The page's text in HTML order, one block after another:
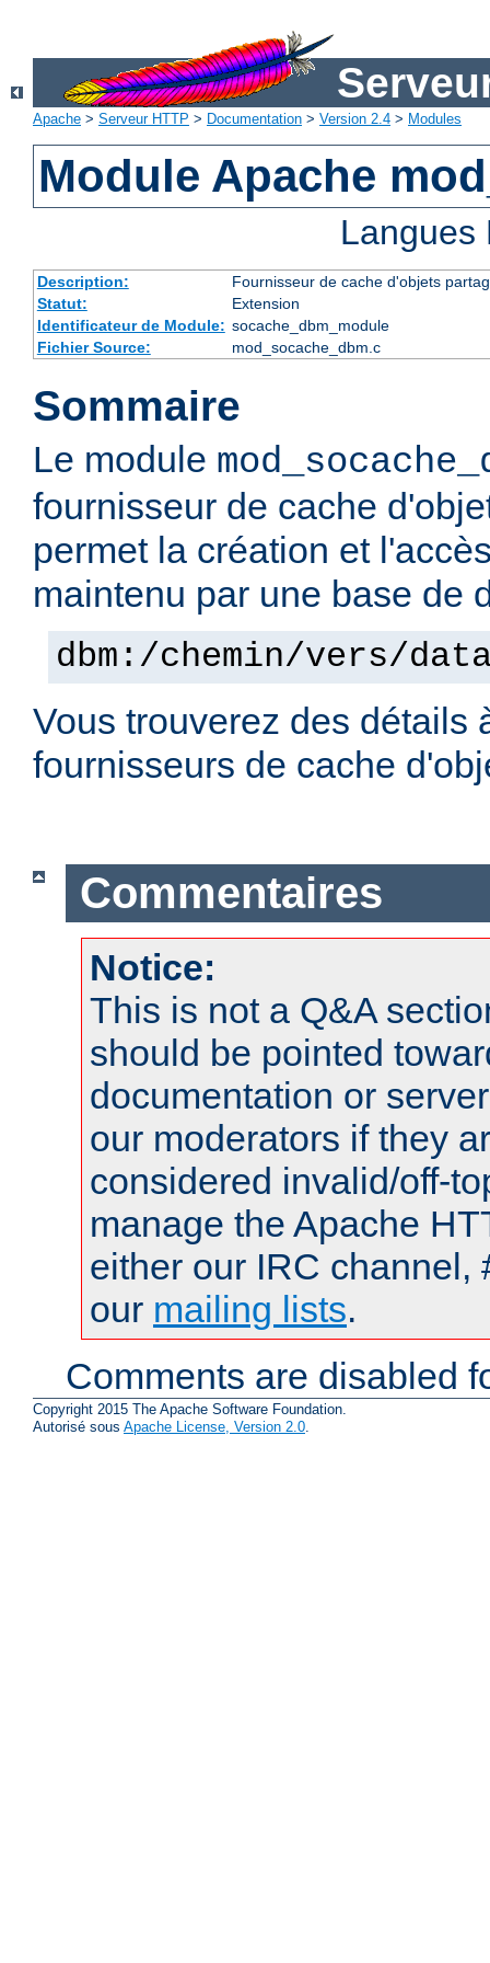
Apache > Serveur HTTP > Documentation > Version 2.4 > Modules
Module Apache
Description:
Fournisseur de cache d'objets
Statut:
Extension
Identificateur de Module: socache_dbm_module
Fichier Source:
mod_socache_dbm.c
Sommaire
Le module
fournisseur de cache
permet la création et
maintenu par une base de
dbm:/chemin/vers/
Vous trouverez des détails
fournisseurs de cache
Commentaires
Notice:
This is not a Q&A
should be pointed
documentation or
our moderators if they
considered invalid/off-
manage the Apache
either our IRC channel,
our mailing lists.
Comments are disabled
Copyright 2015 The Apache Software Foundation.
Autorisé sous Apache License, Version 2.0.